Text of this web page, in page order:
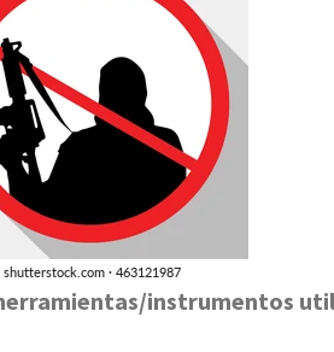
instrumentos